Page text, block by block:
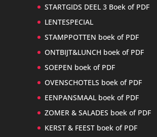
STARTGIDS DEEL 3 Boek of PDF
LENTESPECIAL
STAMPPOTTEN boek of PDF
ONTBIJT&LUNCH boek of PDF
SOEPEN boek of PDF
OVENSCHOTELS boek of PDF
EENPANSMAAL boek of PDF
ZOMER & SALADES boek of PDF
KERST & FEEST boek of PDF